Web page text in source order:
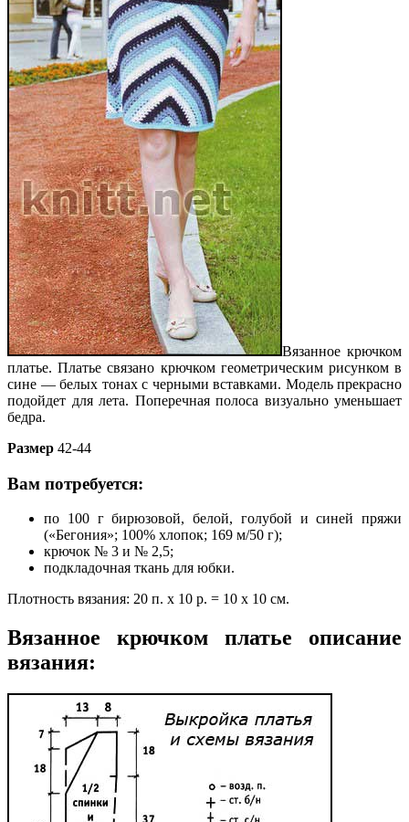
Вязанное крючком
платье. Платье связано крючком геометрическим рисунком в
сине — белых тонах с черными вставками. Модель прекрасно
подойдет для лета. Поперечная полоса визуально уменьшает
бедра.
Размер 42-44
Вам потребуется:
по 100 г бирюзовой, белой, голубой и синей пряжи
(«Бегония»; 100% хлопок; 169 м/50 г);
крючок № 3 и № 2,5;
подкладочная ткань для юбки.
Плотность вязания: 20 п. х 10 р. = 10 х 10 см.
Вязанное крючком платье описание
вязания: